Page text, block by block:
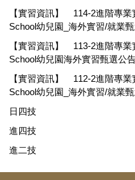
【實習資訊】
114-2進階專
School幼兒園_海外實習/就業
【實習資訊】
113-2進階專
School幼兒園海外實習甄選公
【實習資訊】
112-2進階專
School幼兒園_海外實習/就業
日四技
進四技
進二技